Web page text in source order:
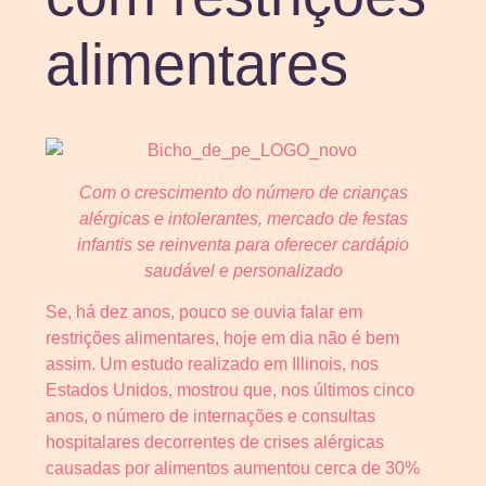
alimentares
Com o crescimento do número de crianças
alérgicas e intolerantes, mercado de festas
infantis se reinventa para oferecer cardápio
saudável e personalizado
Se, há dez anos, pouco se ouvia falar em
restrições alimentares, hoje em dia não é bem
assim. Um estudo realizado em Illinois, nos
Estados Unidos, mostrou que, nos últimos cinco
anos, o número de internações e consultas
hospitalares decorrentes de crises alérgicas
causadas por alimentos aumentou cerca de 30%